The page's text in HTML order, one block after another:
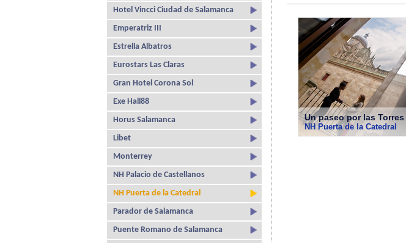
Hotel Vincci Ciudad de Salamanca
Emperatriz III
Estrella Albatros
Eurostars Las Claras
Gran Hotel Corona Sol
Exe Hall88
Horus Salamanca
Libet
Monterrey
NH Palacio de Castellanos
NH Puerta de la Catedral
Parador de Salamanca
Puente Romano de Salamanca
Un paseo por las Torres
NH Puerta de la Catedral